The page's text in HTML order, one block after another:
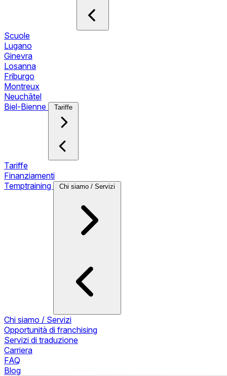
Scuole
Lugano
Ginevra
Losanna
Friburgo
Montreux
Neuchâtel
Biel-Bienne
Tariffe
Tariffe
Finanziamenti
Temptraining
Chi siamo / Servizi
Chi siamo / Servizi
Opportunità di franchising
Servizi di traduzione
Carriera
FAQ
Blog